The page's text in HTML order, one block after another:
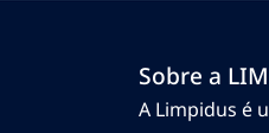
Sobre a
A Limpidus é